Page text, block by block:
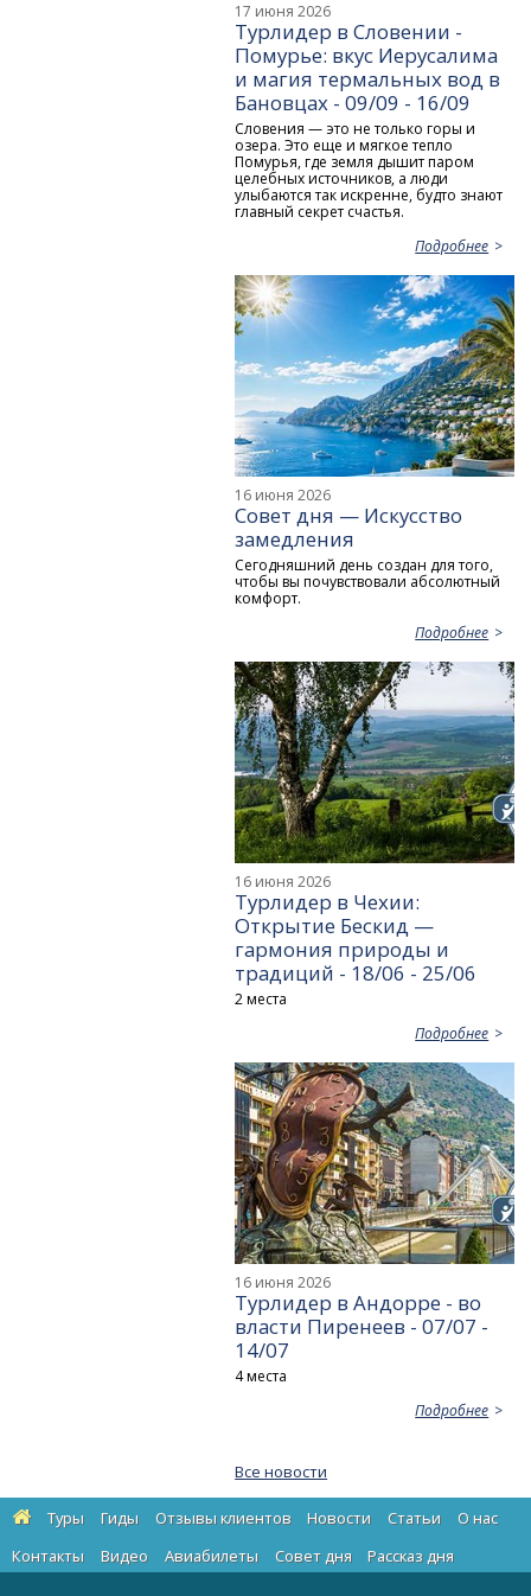
17 июня 2026
Турлидер в Словении -
Помурье: вкус Иерусалима
и магия термальных вод в
Бановцах - 09/09 - 16/09
Словения — это не только горы и
озера. Это еще и мягкое тепло
Помурья, где земля дышит паром
целебных источников, а люди
улыбаются так искренне, будто знают
главный секрет счастья.
Подробнее
16 июня 2026
Совет дня — Искусство
замедления
Сегодняшний день создан для того,
чтобы вы почувствовали абсолютный
комфорт.
Подробнее
16 июня 2026
Турлидер в Чехии:
Открытие Бескид —
гармония природы и
традиций - 18/06 - 25/06
2 места
Подробнее
16 июня 2026
Турлидер в Андорре - во
власти Пиренеев - 07/07 -
14/07
4 места
Подробнее
Все новости
Туры Гиды Отзывы клиентов Новости Статьи
О нас
Контакты
Видео Авиабилеты Cовет дня Рассказ дня